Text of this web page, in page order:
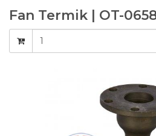
Fan Termik | OT-